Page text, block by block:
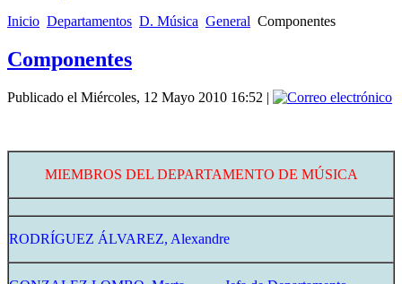
Inicio Departamentos D. Música General Componentes
Componentes
Publicado el Miércoles, 12 Mayo 2010 16:52 |
MIEMBROS DEL DEPARTAMENTO DE MÚSICA
RODRÍGUEZ ÁLVAREZ, Alexandre